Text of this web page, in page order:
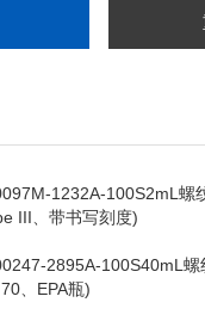
1232A-100S2mL螺
III、带书写刻度)
2895A-100S40mL
、EPA瓶)